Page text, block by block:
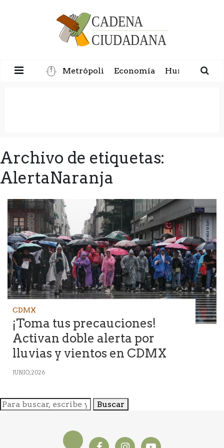
Metrópoli Economía Humanidad
Archivo de etiquetas:
AlertaNaranja
CDMX
¡Toma tus precauciones!
Activan doble alerta por
lluvias y vientos en CDMX
JUNIO, 2026
Buscar